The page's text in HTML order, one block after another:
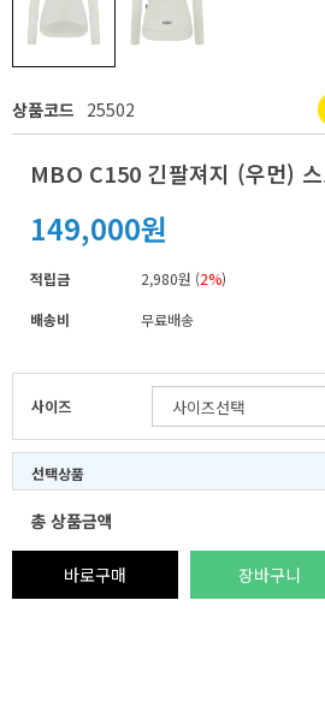
상품코드 25502
MBO C150 긴팔져지 (우먼)
149,000원
적립금 2,980원 (2%)
배송비
무료배송
사이즈
선택상품
총 상품금액
바로구매 장바구니